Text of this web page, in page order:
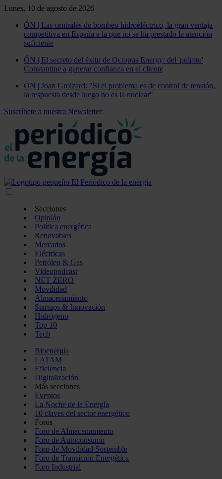
Lunes, 10 de agosto de 2026
ÓN | Las centrales de bombeo hidroeléctrico, la gran ventaja
competitiva en España a la que no se ha prestado la atención
suficiente
ÓN | El secreto del éxito de Octopus Energy: del 'pulpito'
Constantine a generar confianza en el cliente
ÓN | Joan Groizard: "Si el problema es de control de tensión,
la respuesta desde luego no es la nuclear"
Suscríbete a nuestra Newsletter
Secciones
Opinión
Política energética
Renovables
Mercados
Eléctricas
Petróleo & Gas
Videopodcast
NET ZERO
Movilidad
Almacenamiento
Startups & Innovación
Hidrógeno
Top 10
Tech
Bioenergía
LATAM
Eficiencia
Digitalización
Más secciones
Eventos
La Noche de la Energía
10 claves del sector energético
Foros
Foro de Almacenamiento
Foro de Autoconsumo
Foro de Movilidad Sostenible
Foro de Transición Energética
Foro Industrial